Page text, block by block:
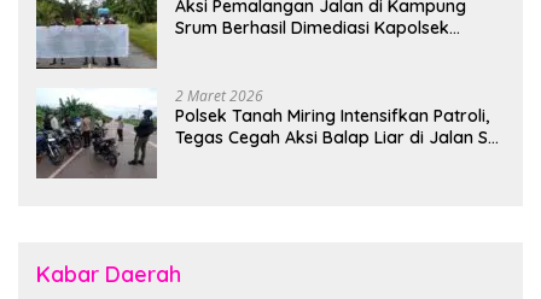
Aksi Pemalangan Jalan di Kampung
Srum Berhasil Dimediasi Kapolsek
2 Maret 2026
Polsek Tanah Miring Intensifkan Patroli,
Tegas Cegah Aksi Balap Liar di Jalan SP
Kabar Daerah